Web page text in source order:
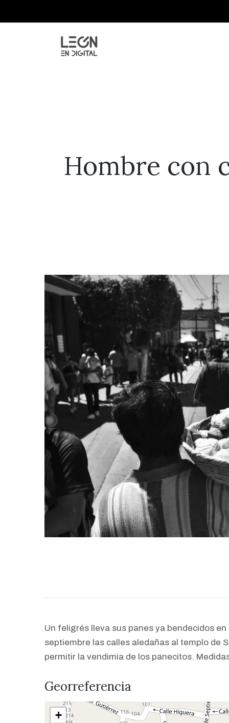
Hombre con
Un feligrés lleva sus panes ya bendecidos
septiembre las calles aledañas al templo de
permitir la vendimia de los panecitos.
Georreferencia
+